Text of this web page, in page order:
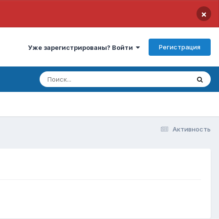
×
Уже зарегистрированы? Войти Регистрация
Активность